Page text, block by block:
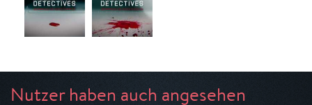
Nutzer haben auch angesehen